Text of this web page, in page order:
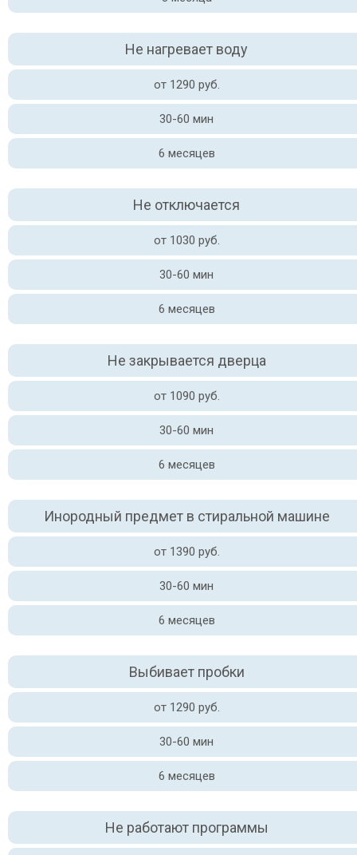
Не нагревает воду
от 1290 руб.
30-60 мин
6 месяцев
Не отключается
от 1030 руб.
30-60 мин
6 месяцев
Не закрывается дверца
от 1090 руб.
30-60 мин
6 месяцев
Инородный предмет в стиральной машине
от 1390 руб.
30-60 мин
6 месяцев
Выбивает пробки
от 1290 руб.
30-60 мин
6 месяцев
Не работают программы